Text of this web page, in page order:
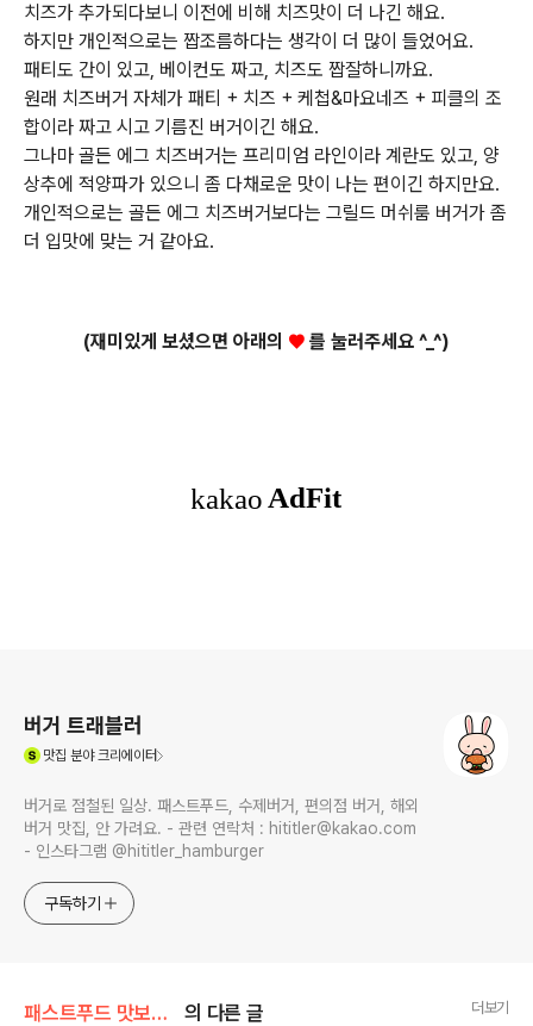
치즈가 추가되다보니 이전에 비해 치즈맛이 더 나긴 해요.
하지만 개인적으로는 짭조름하다는 생각이 더 많이 들었어요.
패티도 간이 있고, 베이컨도 짜고, 치즈도 짭잘하니까요.
원래 치즈버거 자체가 패티 + 치즈 + 케첩&마요네즈 + 피클의 조
합이라 짜고 시고 기름진 버거이긴 해요.
그나마 골든 에그 치즈버거는 프리미엄 라인이라 계란도 있고, 양
상추에 적양파가 있으니 좀 다채로운 맛이 나는 편이긴 하지만요.
개인적으로는 골든 에그 치즈버거보다는 그릴드 머쉬룸 버거가 좀
더 입맛에 맞는 거 같아요.
(재미있게 보셨으면 아래의 ♥ 를 눌러주세요 ^_^)
버거 트래블러
맛집 분야 크리에이터
버거로 점철된 일상. 패스트푸드, 수제버거, 편의점 버거, 해외
버거 맛집, 안 가려요. - 관련 연락처 : hititler@kakao.com
- 인스타그램 @hititler_hamburger
구독하기
패스트푸드 맛보기/맥도날드 의 다른 글 더보기